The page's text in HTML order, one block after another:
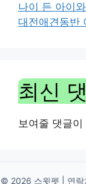
나이 든 아이
대전애견동반
최신
보여줄 댓글이
© 2026 스윗펫 | 연락